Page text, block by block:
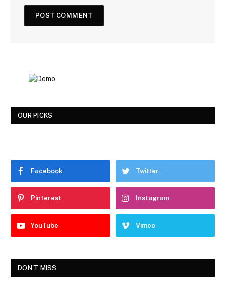
OUR PICKS
Facebook Twitter
Pinterest Instagram
YouTube Vimeo
DON'T MISS